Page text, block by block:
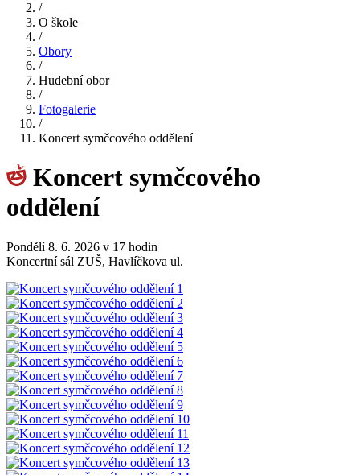
/
O škole
/
Obory
/
Hudební obor
/
Fotogalerie
/
Koncert symčcového oddělení
Koncert symčcového
oddělení
Pondělí 8. 6. 2026 v 17 hodin
Koncertní sál ZUŠ, Havlíčkova ul.